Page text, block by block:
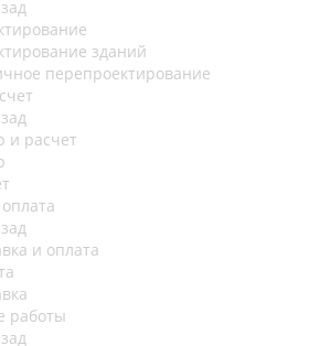
зданий
перепроектирование
и расчет
и оплата
работы